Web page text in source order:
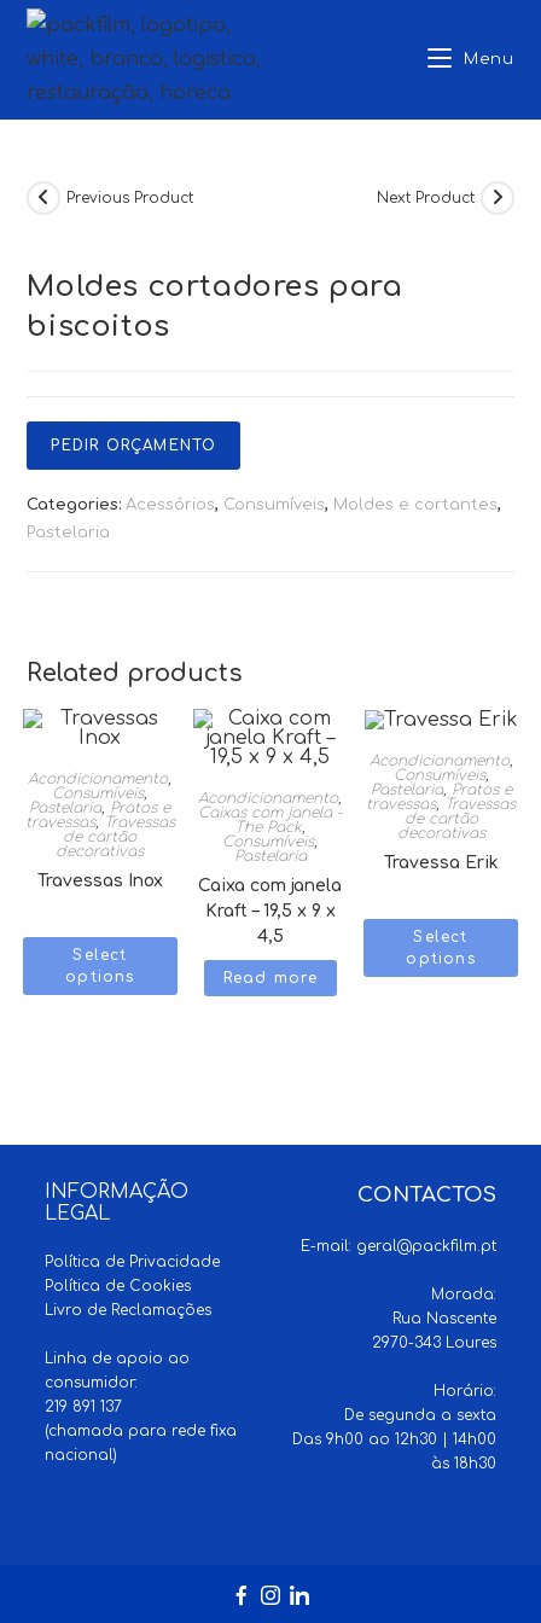
Skip
Menu
Previous Product Next Product
Moldes cortadores para
biscoitos
PEDIR ORÇAMENTO
Categories:Acessórios, Consumíveis, Moldes e cortantes,
Pastelaria
Related products
Acondicionamento,
Consumíveis,
Pastelaria, Pratos e
travessas, Travessas
de cartão
decorativas
Travessas Inox
Select
options
Acondicionamento,
Caixas com janela -
The Pack,
Consumíveis,
Pastelaria
Caixa com janela
Kraft – 19,5 x 9 x
4,5
Read more
Acondicionamento,
Consumíveis,
Pastelaria, Pratos e
travessas,
Travessas
de cartão
decorativas
Travessa Erik
Select
options
INFORMAÇÃO
LEGAL
Política de Privacidade
Política de Cookies
Livro de Reclamações
Linha de apoio ao
consumidor:
219 891 137
(chamada para rede fixa
nacional)
CONTACTOS
E-mail: geral@packfilm.pt
Morada:
Rua Nascente
2970-343 Loures
Horário:
De segunda a sexta
Das 9h00 ao 12h30 | 14h00
às 18h30